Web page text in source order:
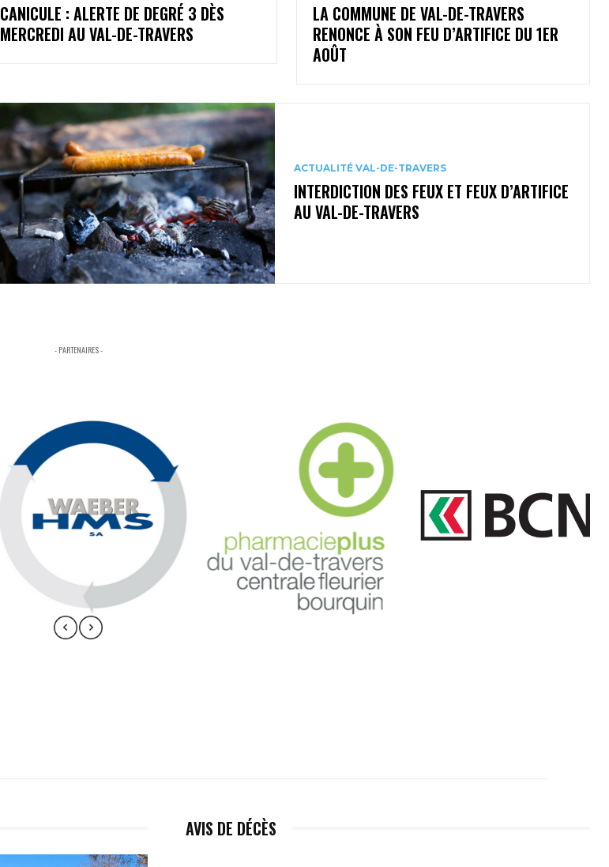
CANICULE : ALERTE DE DEGRÉ 3 DÈS
MERCREDI AU VAL-DE-TRAVERS
LA COMMUNE DE VAL-DE-TRAVERS
RENONCE À SON FEU D’ARTIFICE DU 1ER
AOÛT
ACTUALITÉ VAL-DE-TRAVERS
INTERDICTION DES FEUX ET FEUX D’ARTIFICE
AU VAL-DE-TRAVERS
- PARTENAIRES -
AVIS DE DÉCÈS